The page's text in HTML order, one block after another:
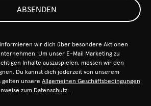
ABSENDEN
wir dich über besondere Aktionen
Um unser E-Mail Marketing zu
Inhalte auszuspielen, messen wir den
Du kannst dich jederzeit von unserem
gelten unsere Allgemeinen Geschäftsbedingungen
zum Datenschutz .